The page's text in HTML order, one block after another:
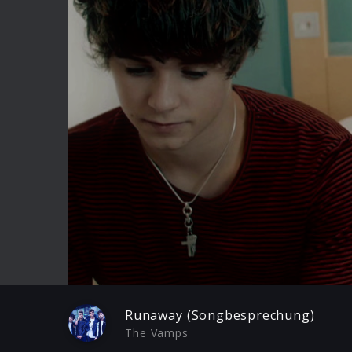
Play
Runaway (Songbesprechung)
The Vamps